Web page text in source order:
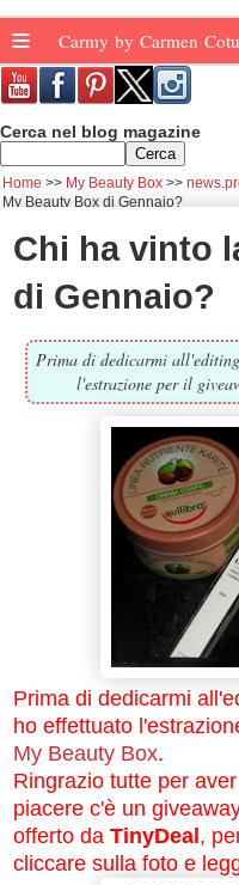
≡ Carmy by Carmen
Cerca nel blog magazine
Home My Beauty Box
My Beauty Box di Gennaio?
Chi ha vinto
di Gennaio?
Prima di dedicarmi
l'estrazione per il
Prima di dedicarmi
ho effettuato
My Beauty Box.
Ringrazio tutte per
piacere c'è un
offerto da TinyDeal,
cliccare sulla foto e